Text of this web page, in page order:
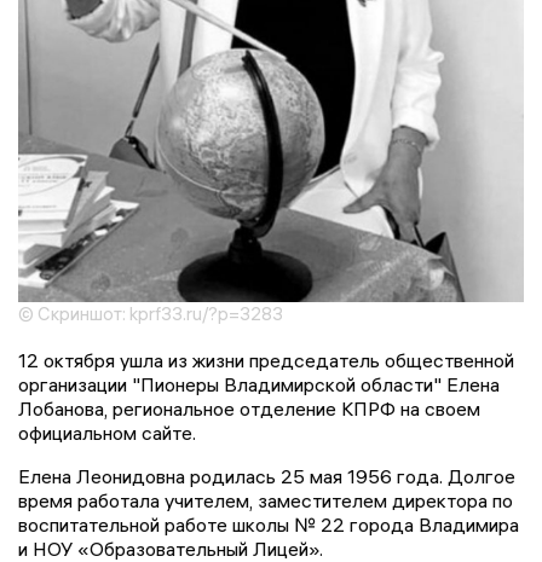
© Скриншот: kprf33.ru/?p=3283
12 октября ушла из жизни председатель общественной
организации "Пионеры Владимирской области" Елена
Лобанова, региональное отделение КПРФ на своем
официальном сайте.
Елена Леонидовна родилась 25 мая 1956 года. Долгое
время работала учителем, заместителем директора по
воспитательной работе школы № 22 города Владимира
и НОУ «Образовательный Лицей».